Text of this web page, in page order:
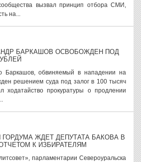
вызвал принцип отбора СМИ,
на...
БАРКАШОВ ОСВОБОЖДЕН ПОД
Баркашов, обвиняемый в нападении на
решением суда под залог в 100 тысяч
ходатайство прокуратуры о продлении
ЖДЕТ ДЕПУТАТА БАКОВА В
К ИЗБИРАТЕЛЯМ
парламентарии Североуральска